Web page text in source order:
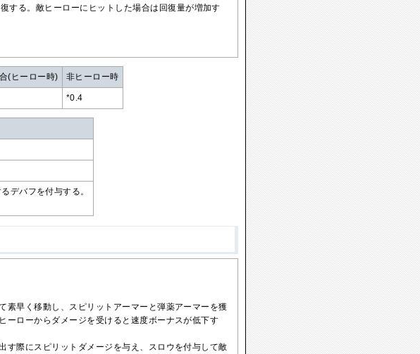
する。敵ヒーローにヒットした場合は回復量が増加す
(ヒーロー時) 非ヒーロー時
*0.4
デバフを付与する。
素早く移動し、スピリットアーマーと弾薬アーマーを獲
ーローからダメージを受けると速度ボーナスが低下す
す際にスピリットダメージを与え、スロウを付与して敵